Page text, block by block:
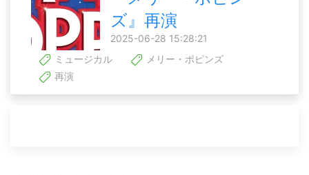
ズ』再演
2025-06-28 15:28:21
ミュージカル
メリー・ポピンズ
再演